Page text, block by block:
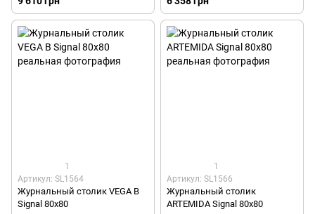
1
Артикул: SL1564
Журнальный столик VEGA B
Signal 80x80
1
Артикул: SL1566
Журнальный столик
ARTEMIDA Signal 80x80